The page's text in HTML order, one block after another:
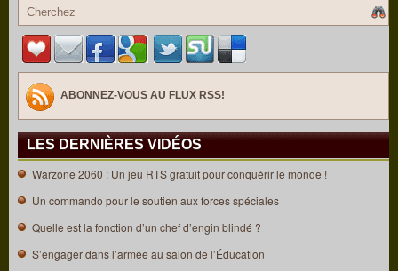
ABONNEZ-VOUS AU FLUX RSS!
LES DERNIÈRES VIDÉOS
Warzone 2060 : Un jeu RTS gratuit pour conquérir le monde !
Un commando pour le soutien aux forces spéciales
Quelle est la fonction d’un chef d’engin blindé ?
S’engager dans l’armée au salon de l’Éducation